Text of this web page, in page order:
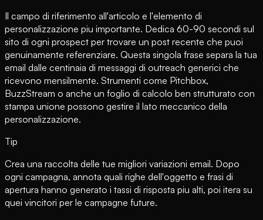
Il campo di riferimento all'articolo e l'elemento di
personalizzazione piu importante. Dedica 60-90 secondi sul
sito di ogni prospect per trovare un post recente che puoi
genuinamente referenziare. Questa singola frase separa la tua
email dalle centinaia di messaggi di outreach generici che
ricevono mensilmente. Strumenti come Pitchbox,
BuzzStream o anche un foglio di calcolo ben strutturato con
stampa unione possono gestire il lato meccanico della
personalizzazione.
Tip
Crea una raccolta delle tue migliori variazioni email. Dopo
ogni campagna, annota quali righe dell'oggetto e frasi di
apertura hanno generato i tassi di risposta piu alti, poi itera su
quei vincitori per le campagne future.